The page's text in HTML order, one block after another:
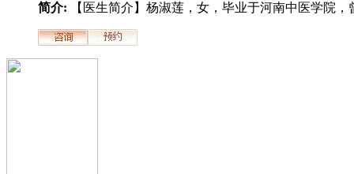
简介: 【医生简介】杨淑莲，女，毕业于河南中医学院，